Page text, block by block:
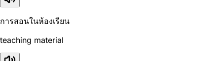
การสอนในห้องเรียน
teaching material